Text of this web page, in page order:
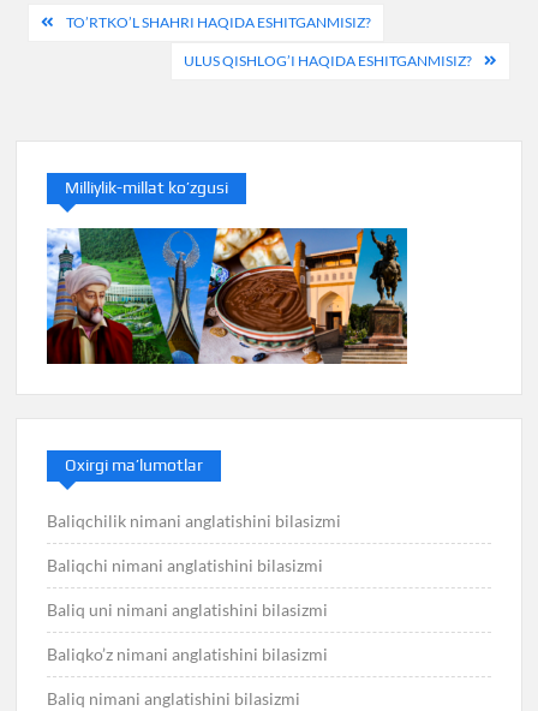
PostTO’RTKO’L SHAHRI HAQIDA ESHITGANMISIZ?
ULUS QISHLOG’I HAQIDA ESHITGANMISIZ?
Milliylik-millat ko’zgusi
Oxirgi ma’lumotlar
Baliqchilik nimani anglatishini bilasizmi
Baliqchi nimani anglatishini bilasizmi
Baliq uni nimani anglatishini bilasizmi
Baliqko’z nimani anglatishini bilasizmi
Baliq nimani anglatishini bilasizmi